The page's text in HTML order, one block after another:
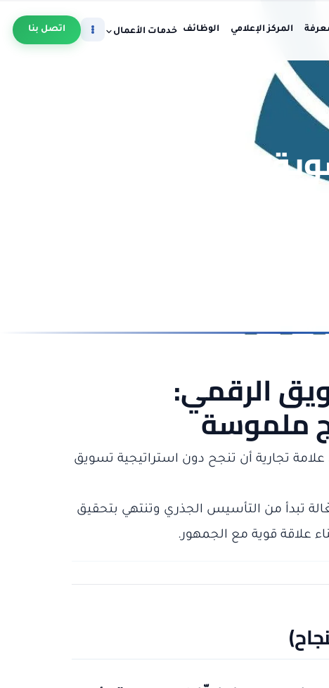
المركز الإعلامي الوظائف خدمات الأعمال اتصل بنا
الرقمي:
ملموسة
تجارية أن تنجح دون استراتيجية تسويق
تبدأ من التأسيس الجذري وتنتهي بتحقيق
علاقة قوية مع الجمهور.